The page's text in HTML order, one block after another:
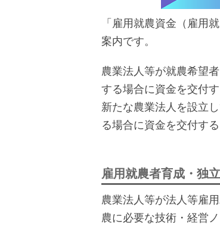
「雇用就農資金（雇用
案内です。
農業法人等が就農希望
する場合に資金を交付
新たな農業法人を設立
る場合に資金を交付す
雇用就農者育成・独
農業法人等が法人等雇
農に必要な技術・経営